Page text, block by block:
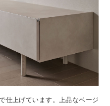
仕上げています。上品なベージ